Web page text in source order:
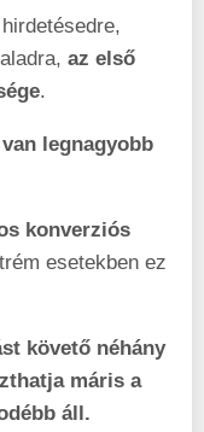
az első
.
legnagyobb
konverziós
esetekben ez
követő néhány
máris a
áll.